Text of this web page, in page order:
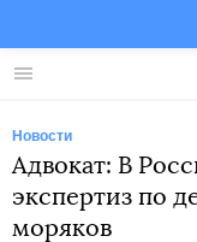
Меню
Новости
Адвокат: В
экспертиз по
моряков